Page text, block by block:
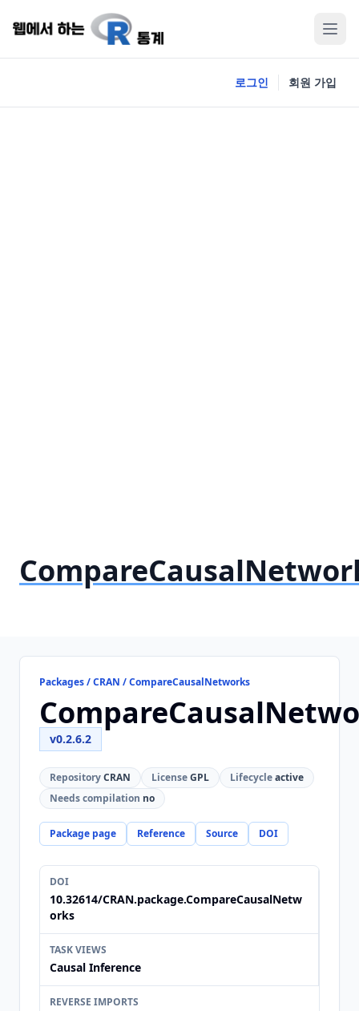
로그인 회원 가입
Packages / CRAN / CompareCausalNetworks
v0.2.6.2
RepositoryCRAN LicenseGPL Lifecycleactive
Needs compilation no
Package page Reference Source DOI
DOI
10.32614/CRAN.package.CompareCausalNetw
orks
TASK VIEWS
Causal Inference
REVERSE IMPORTS